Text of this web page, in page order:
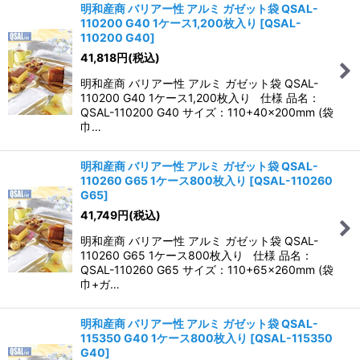
明和産商 バリアー性 アルミ ガゼット袋 QSAL-
110200 G40 1ケース1,200枚入り [QSAL-
110200 G40]
41,818円(税込)
明和産商 バリアー性 アルミ ガゼット袋 QSAL-
110200 G40 1ケース1,200枚入り 仕様 品名：
QSAL-110200 G40 サイズ：110+40×200mm (袋
巾…
明和産商 バリアー性 アルミ ガゼット袋 QSAL-
110260 G65 1ケース800枚入り [QSAL-110260
G65]
41,749円(税込)
明和産商 バリアー性 アルミ ガゼット袋 QSAL-
110260 G65 1ケース800枚入り 仕様 品名：
QSAL-110260 G65 サイズ：110+65×260mm (袋
巾+ガ…
明和産商 バリアー性 アルミ ガゼット袋 QSAL-
115350 G40 1ケース800枚入り [QSAL-115350
G40]